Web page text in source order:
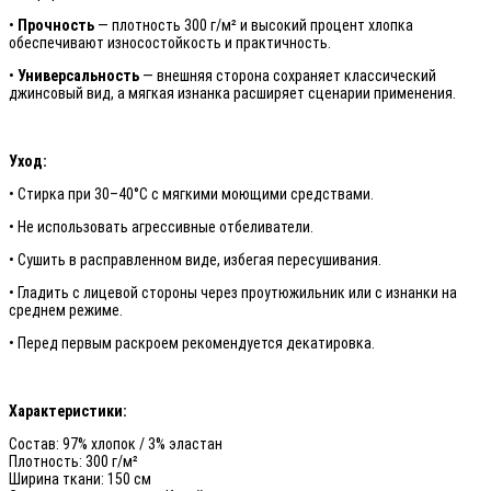
• Прочность — плотность 300 г/м² и высокий процент хлопка
обеспечивают износостойкость и практичность.
• Универсальность — внешняя сторона сохраняет классический
джинсовый вид, а мягкая изнанка расширяет сценарии применения.
Уход:
• Стирка при 30–40°C с мягкими моющими средствами.
• Не использовать агрессивные отбеливатели.
• Сушить в расправленном виде, избегая пересушивания.
• Гладить с лицевой стороны через проутюжильник или с изнанки на
среднем режиме.
• Перед первым раскроем рекомендуется декатировка.
Характеристики:
Состав: 97% хлопок / 3% эластан
Плотность: 300 г/м²
Ширина ткани: 150 см